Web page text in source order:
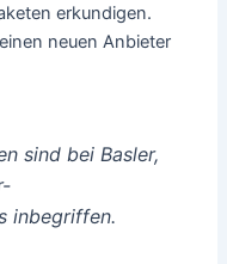
erkundigen.
neuen Anbieter
sind bei Basler,
inbegriffen.